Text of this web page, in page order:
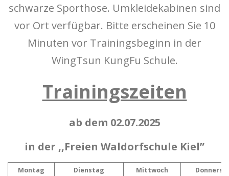
schwarze Sporthose. Umkleidekabinen sind
vor Ort verfügbar. Bitte erscheinen Sie 10
Minuten vor Trainingsbeginn in der
WingTsun KungFu Schule.
Trainingszeiten
ab dem 02.07.2025
in der ,,Freien Waldorfschule Kiel”
Montag Dienstag Mittwoch